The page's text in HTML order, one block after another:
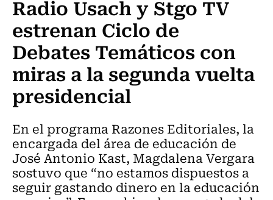
Radio Usach y Stgo TV
estrenan Ciclo de
Debates Temáticos con
miras a la segunda vuelta
presidencial
En el programa Razones Editoriales, la
encargada del área de educación de
José Antonio Kast, Magdalena Vergara
sostuvo que “no estamos dispuestos a
seguir gastando dinero en la educación